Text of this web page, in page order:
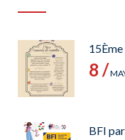
8 /
BFI